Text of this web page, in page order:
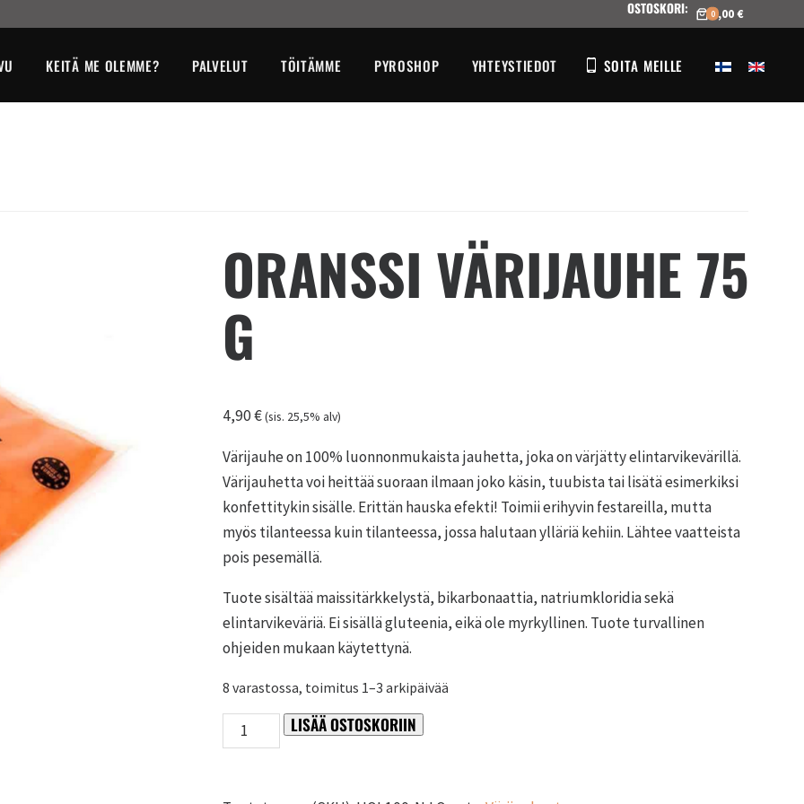
OSTOSKORI: 00,00 €
KEITÄ ME OLEMME? PALVELUT TÖITÄMME PYROSHOP YHTEYSTIEDOT SOITA MEILLE
ORANSSI VÄRIJAUHE 75
G
4,90€(sis. 25,5% alv)
Värijauhe on 100% luonnonmukaista jauhetta, joka on värjätty elintarvikevärillä.
Värijauhetta voi heittää suoraan ilmaan joko käsin, tuubista tai lisätä esimerkiksi
konfettitykin sisälle. Erittän hauska efekti! Toimii erihyvin festareilla, mutta
myös tilanteessa kuin tilanteessa, jossa halutaan ylläriä kehiin. Lähtee vaatteista
pois pesemällä.
Tuote sisältää maissitärkkelystä, bikarbonaattia, natriumkloridia sekä
elintarvikeväriä. Ei sisällä gluteenia, eikä ole myrkyllinen. Tuote turvallinen
ohjeiden mukaan käytettynä.
8 varastossa, toimitus 1–3 arkipäivää
Oranssi
värijauhe
LISÄÄ OSTOSKORIIN